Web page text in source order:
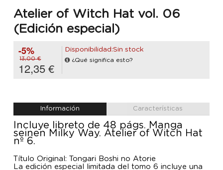
Atelier of Witch Hat vol. 06
(Edición especial)
-5%
13,00 €
12,35 €
Disponibilidad:Sin stock
¿Qué significa esto?
Información Características
Incluye libreto de 48 págs. Manga
seinen Milky Way. Atelier of Witch Hat
nº 6.
Título Original: Tongari Boshi no Atorie
La edición especial limitada del tomo 6 incluye una